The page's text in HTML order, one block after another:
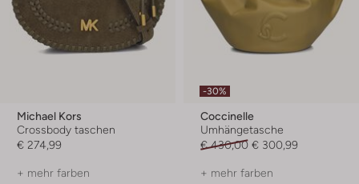
Michael Kors
Crossbody taschen
€ 274,99
+ mehr farben
-30%
Coccinelle
Umhängetasche
€ 430,00 € 300,99
+ mehr farben